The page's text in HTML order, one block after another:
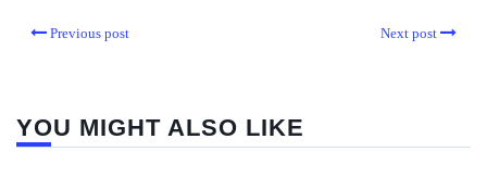
Previous post Next post
YOU MIGHT ALSO LIKE